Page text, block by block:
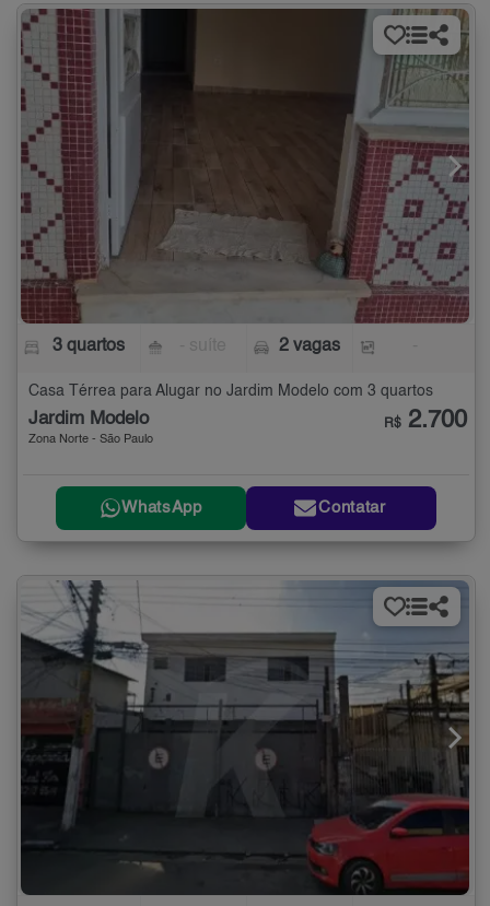
3 quartos 2 vagas
Casa Térrea para Alugar no Jardim Modelo com 3 quartos
Jardim Modelo
Zona Norte - São Paulo
R$ 2.700
WhatsApp Contatar